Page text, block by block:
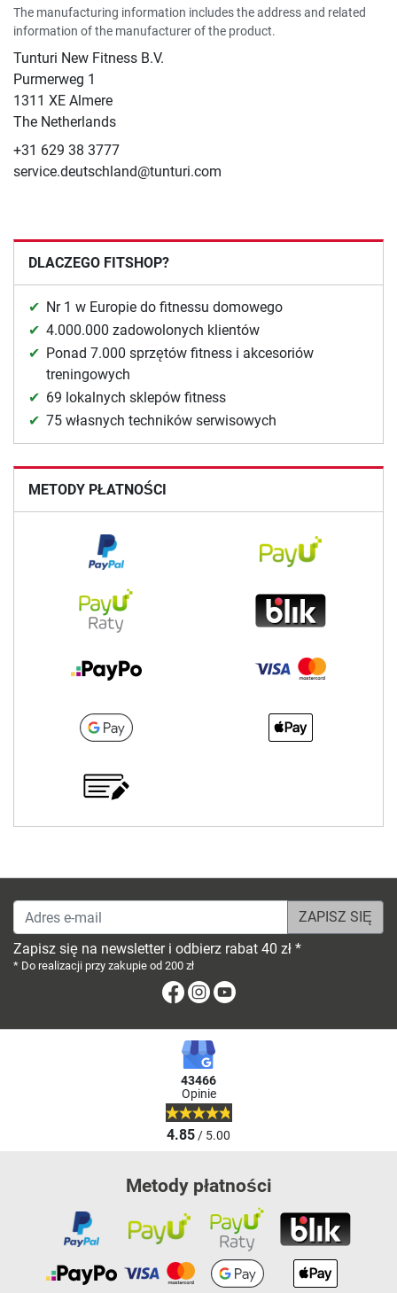
The manufacturing information includes the address and related
information of the manufacturer of the product.
Tunturi New Fitness B.V.
​Purmerweg 1
1311 XE Almere
The Netherlands
+31 629 38 3777
service.deutschland@tunturi.com
DLACZEGO FITSHOP?
Nr 1 w Europie do fitnessu domowego
4.000.000 zadowolonych klientów
Ponad 7.000 sprzętów fitness i akcesoriów
treningowych
69 lokalnych sklepów fitness
75 własnych techników serwisowych
METODY PŁATNOŚCI
Adres e-mail
Zapisz się na newsletter i odbierz rabat 40 zł *
* Do realizacji przy zakupie od 200 zł
FacebookInstagram
43466
Opinie
4.85/ 5.00
Metody płatności